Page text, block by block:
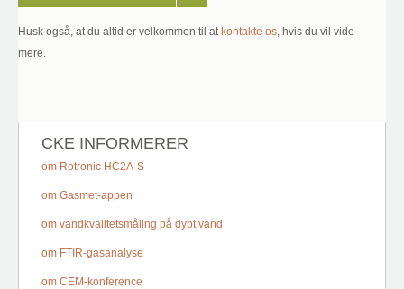
Husk også, at du altid er velkommen til at kontakte os, hvis du vil vide
mere.
CKE INFORMERER
om Rotronic HC2A-S
om Gasmet-appen
om vandkvalitetsmåling på dybt vand
om FTIR-gasanalyse
om CEM-konference